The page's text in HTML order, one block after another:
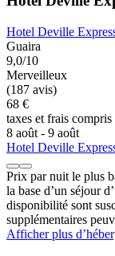
Hotel Deville
Guaira
9,0/10
Merveilleux
(187 avis)
68 €
taxes et frais compris
8 août - 9 août
Hotel Deville
Prix par nuit le plus
la base d’un séjour
disponibilité sont
supplémentaires
Afficher plus